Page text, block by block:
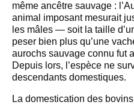
même ancêtre sauvage :
animal imposant mesurait
les mâles — soit la taille
peser bien plus qu’une
aurochs sauvage connu fut
Depuis lors, l’espèce ne
descendants domestiques.
La domestication des